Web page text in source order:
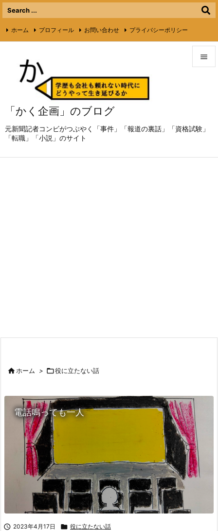
「かく企画」のブログ
元新聞記者コンビがつぶやく「事件」「報道の裏話」「資格試験」
「転職」「小説」のサイト


ホーム プロフィール お問い合わせ プライバシーポリシー
ホーム > 役に立たない話
電話鳴っても一人
 2023年4月17日  役に立たない話